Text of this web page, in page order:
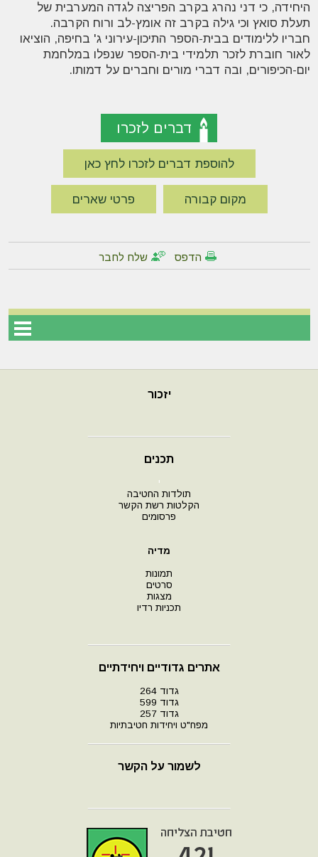
היחידה, כי דני נהרג בקרב הפריצה לגדה המערבית של
תעלת סואץ וכי גילה בקרב זה אומץ-לב ורוח הקרבה.
חבריו ללימודים בבית-הספר התיכון-עירוני ג' בחיפה, הוציאו
לאור חוברת לזכר תלמידי בית-הספר שנפלו במלחמת
יום-הכיפורים, ובה דברי מורים וחברים על דמותו.
דברים לזכרו
להוספת דברים לזכרו לחץ כאן
מקום קבורה פרטי שארים
הדפס שלח לחבר
יזכור
תכנים
י
תולדות החטיבה
הקלטות רשת הקשר
פרסומים
מדיה
תמונות
סרטים
מצגות
תכניות רדיו
אתרים גדודיים ויחידתיים
גדוד 264
גדוד 599
גדוד 257
מפח"ט ויחידות חטיבתיות
לשמור על הקשר